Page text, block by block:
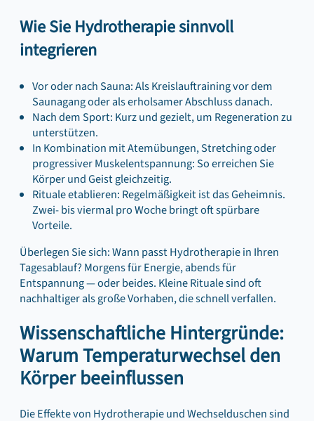
Wie Sie Hydrotherapie sinnvoll
integrieren
Vor oder nach Sauna: Als Kreislauftraining vor dem
Saunagang oder als erholsamer Abschluss danach.
Nach dem Sport: Kurz und gezielt, um Regeneration zu
unterstützen.
In Kombination mit Atemübungen, Stretching oder
progressiver Muskelentspannung: So erreichen Sie
Körper und Geist gleichzeitig.
Rituale etablieren: Regelmäßigkeit ist das Geheimnis.
Zwei- bis viermal pro Woche bringt oft spürbare
Vorteile.
Überlegen Sie sich: Wann passt Hydrotherapie in Ihren
Tagesablauf? Morgens für Energie, abends für
Entspannung — oder beides. Kleine Rituale sind oft
nachhaltiger als große Vorhaben, die schnell verfallen.
Wissenschaftliche Hintergründe:
Warum Temperaturwechsel den
Körper beeinflussen
Die Effekte von Hydrotherapie und Wechselduschen sind